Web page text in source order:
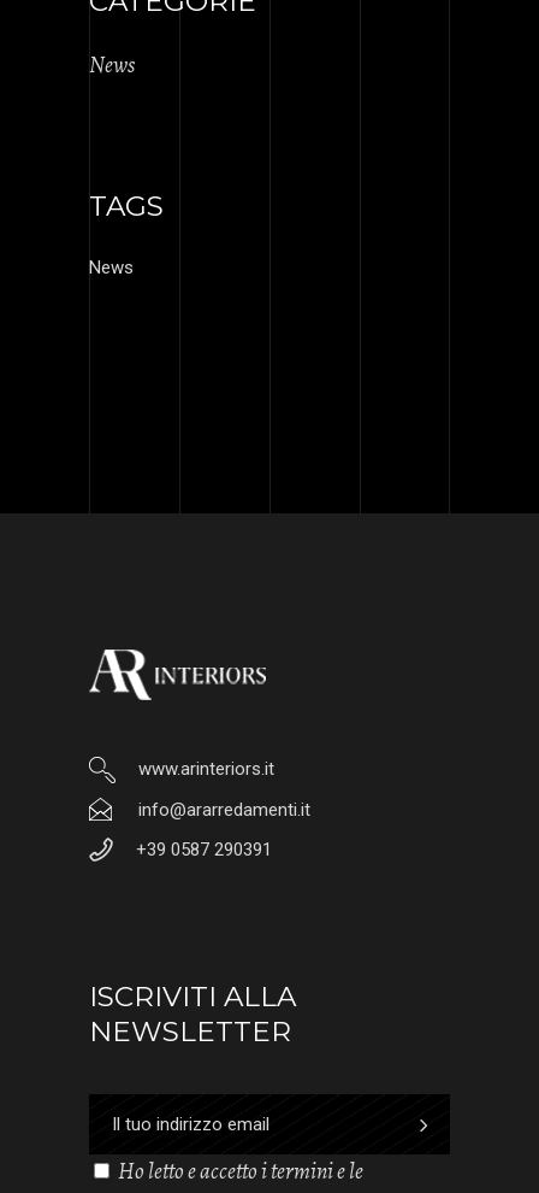
News
TAGS
News
www.arinteriors.it
info@ararredamenti.it
+39 0587 290391
ISCRIVITI ALLA
NEWSLETTER
Ho letto e accetto i termini e le